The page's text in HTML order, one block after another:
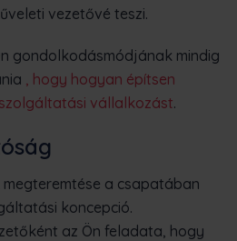
vezetővé teszi.
gondolkodásmódjának mindig
, hogy hogyan építsen
vállalkozást.
a csapatában
koncepció.
az Ön feladata, hogy